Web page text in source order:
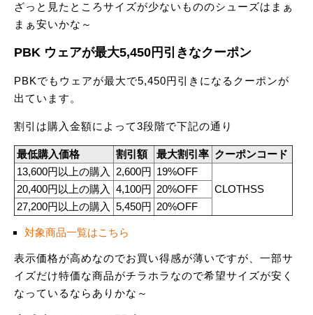
ざっと見たところサイズが少ないもののシューズはまぁ
まぁ安いかな～
PBK ウェアが最大5,450円引きなクーポン
PBKでもウェアが最大で5,450円引きになるクーポンが
出ています。
割引は購入金額によって3段階で下記の通り
最低購入価格 割引額 最大割引率 クーポンコード
13,600円以上の購入
2,600円 19%OFF
CLOTHSS
20,400円以上の購入 4,100円 20%OFF
27,200円以上の購入
5,450円 20%OFF
対象商品一覧はこちら
表示価格が高めなのでお買い得感が薄いですが、一部サ
イズだけ特価な商品がチラホラなので希望サイズが安く
なっているならありかな～